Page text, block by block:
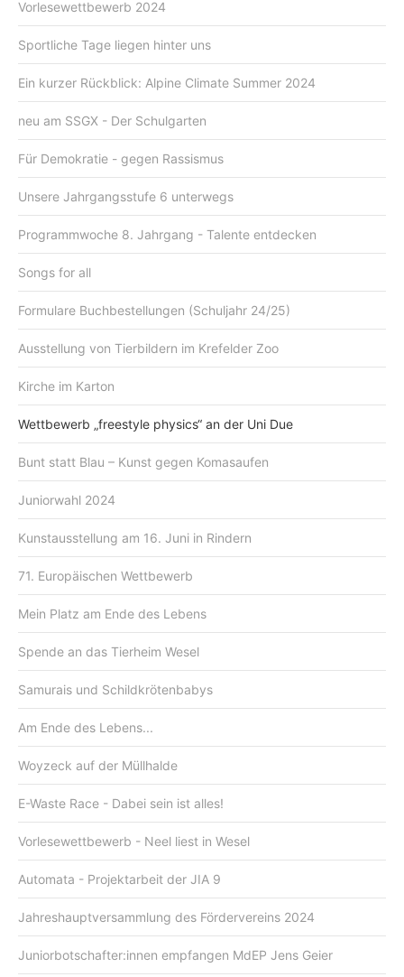
Vorlesewettbewerb 2024
Sportliche Tage liegen hinter uns
Ein kurzer Rückblick: Alpine Climate Summer 2024
neu am SSGX - Der Schulgarten
Für Demokratie - gegen Rassismus
Unsere Jahrgangsstufe 6 unterwegs
Programmwoche 8. Jahrgang - Talente entdecken
Songs for all
Formulare Buchbestellungen (Schuljahr 24/25)
Ausstellung von Tierbildern im Krefelder Zoo
Kirche im Karton
Wettbewerb „freestyle physics“ an der Uni Due
Bunt statt Blau – Kunst gegen Komasaufen
Juniorwahl 2024
Kunstausstellung am 16. Juni in Rindern
71. Europäischen Wettbewerb
Mein Platz am Ende des Lebens
Spende an das Tierheim Wesel
Samurais und Schildkrötenbabys
Am Ende des Lebens...
Woyzeck auf der Müllhalde
E-Waste Race - Dabei sein ist alles!
Vorlesewettbewerb - Neel liest in Wesel
Automata - Projektarbeit der JIA 9
Jahreshauptversammlung des Fördervereins 2024
Juniorbotschafter:innen empfangen MdEP Jens Geier